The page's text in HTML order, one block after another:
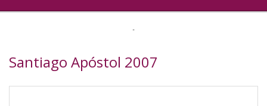
Santiago Apóstol 2007